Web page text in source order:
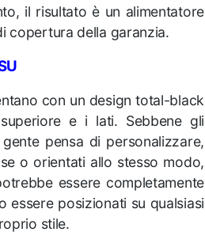
il risultato è un alimentatore
copertura della garanzia.
con un design total-black
e i lati. Sebbene gli
pensa di personalizzare,
o orientati allo stesso modo,
essere completamente
essere posizionati su qualsiasi
stile.